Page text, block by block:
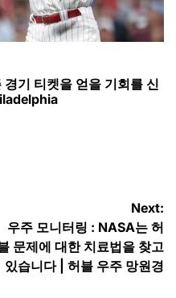
기 티켓을 얻을 기회를 신
Next:
우주 모니터링 : NASA는 허
문제에 대한 치료법을 찾고
있습니다 | 허블 우주 망원경